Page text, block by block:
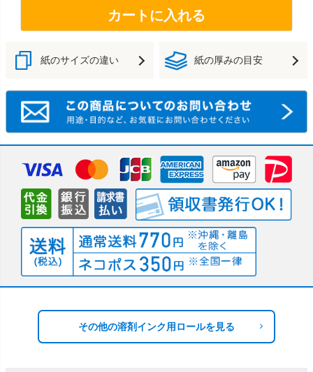
カートに入れる
紙のサイズの違い 紙の厚みの目安
その他の溶剤インク用ロールを見る